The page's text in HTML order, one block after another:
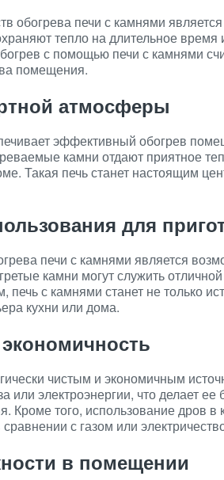
обогрева печи с камнями
тепло на длительное
с помощью печи с камнями
помещения.
атмосферы
эффективный обогрев
камни отдают приятное
Такая печь станет настоящим
для
печи с камнями является
камни могут служить
с камнями станет не только
кухни или дома.
чистым и экономичным
или электроэнергии, что делает
Кроме того, использование дров в
с газом или
в помещении